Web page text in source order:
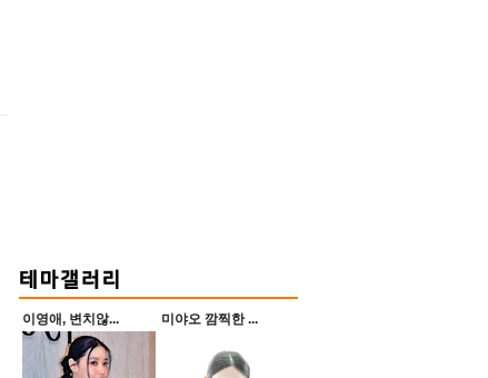
이영애, 변치않... 미야오 깜찍한 ...